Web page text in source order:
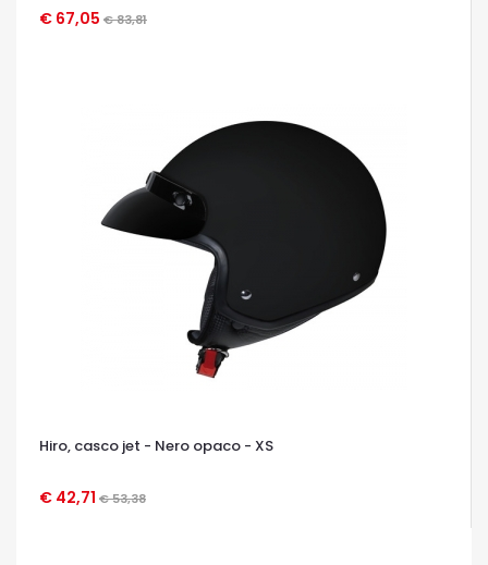
€ 67,05 € 83,81
OCCHIATA VELOCE
Hiro, casco jet - Nero opaco - XS
€ 42,71 € 53,38
OCCHIATA VELOCE